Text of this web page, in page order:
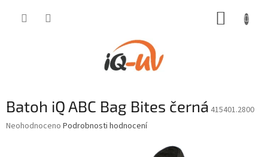
Batoh iQ ABC Bag Bites černá 415401.2800
Průměrné
Neohodnoceno Podrobnosti hodnocení